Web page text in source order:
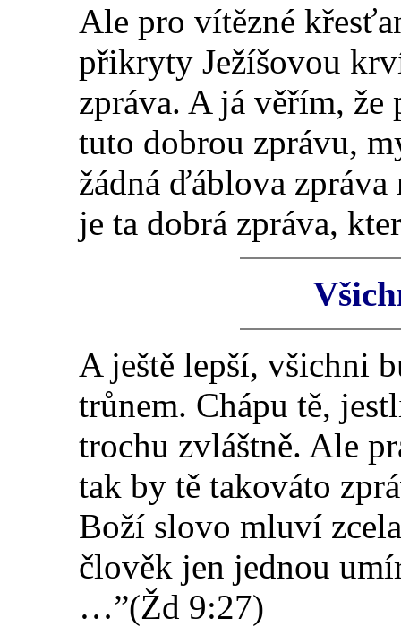
Ale pro vítězné
přikryty Ježíšovou
zpráva. A já věřím, že
tuto dobrou zprávu,
žádná ďáblova
je ta dobrá zpráva,
A ještě lepší, všichni
trůnem. Chápu tě,
trochu zvláštně. Ale
tak by tě takováto
Boží slovo mluví
člověk jen jednou
…”(Žd 9:27)